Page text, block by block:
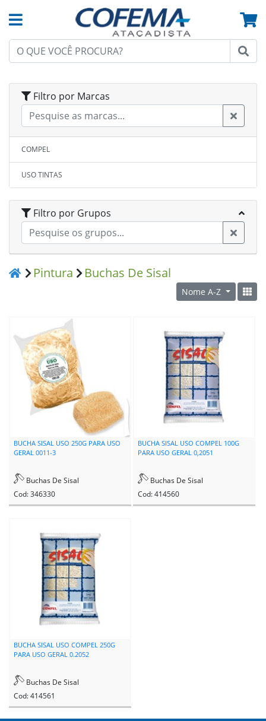
Filtro por Marcas
COMPEL
USO TINTAS
Filtro por Grupos
Pintura Buchas De Sisal
Nome A-Z
BUCHA SISAL USO 250G PARA USO
GERAL 0011-3
Buchas De Sisal
Cod: 346330
BUCHA SISAL USO COMPEL 100G
PARA USO GERAL 0,2051
Buchas De Sisal
Cod: 414560
BUCHA SISAL USO COMPEL 250G
PARA USO GERAL 0.2052
Buchas De Sisal
Cod: 414561